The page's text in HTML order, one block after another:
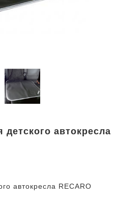
автокресла
автокресла RECARO